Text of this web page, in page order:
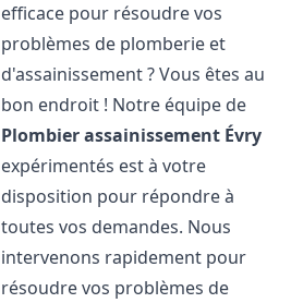
efficace pour résoudre vos
problèmes de plomberie et
d'assainissement ? Vous êtes au
bon endroit ! Notre équipe de
Plombier assainissement Évry
expérimentés est à votre
disposition pour répondre à
toutes vos demandes. Nous
intervenons rapidement pour
résoudre vos problèmes de